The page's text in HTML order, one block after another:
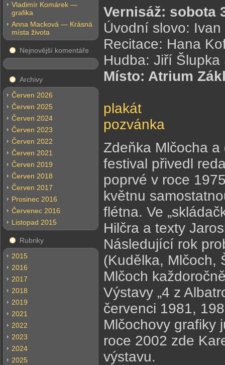
Vladimír Komárek —
grafika
Anna Macková — Krásná
místa života
Nejnovější komentáře
Archivy
Červen 2026
Červen 2025
Červen 2024
Červen 2023
Červen 2022
Červen 2021
Červen 2019
Červen 2018
Červen 2017
Prosinec 2016
Červenec 2016
Listopad 2015
Rubriky
2015
2016
2017
2018
2019
2021
2022
2023
2024
2025
Vernisáž: sobota
Úvodní slovo: Ivan
Recitace: Hana
Hudba: Jiří Šlupka
Místo: Atrium
plakát
pozvánka
Zdeňka Mlčocha
festival přivedl
poprvé v roce
květnu
flétna. Ve
Hilčra a texty
Následující rok
(Kudělka, Mlčoch,
Mlčoch
Výstavy „4 z
červenci 1981,
Mlčochovy grafiky
roce 2002 zde
výstavu.